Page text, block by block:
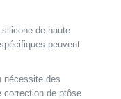
de haute
peuvent
nécessite des
correction de ptôse